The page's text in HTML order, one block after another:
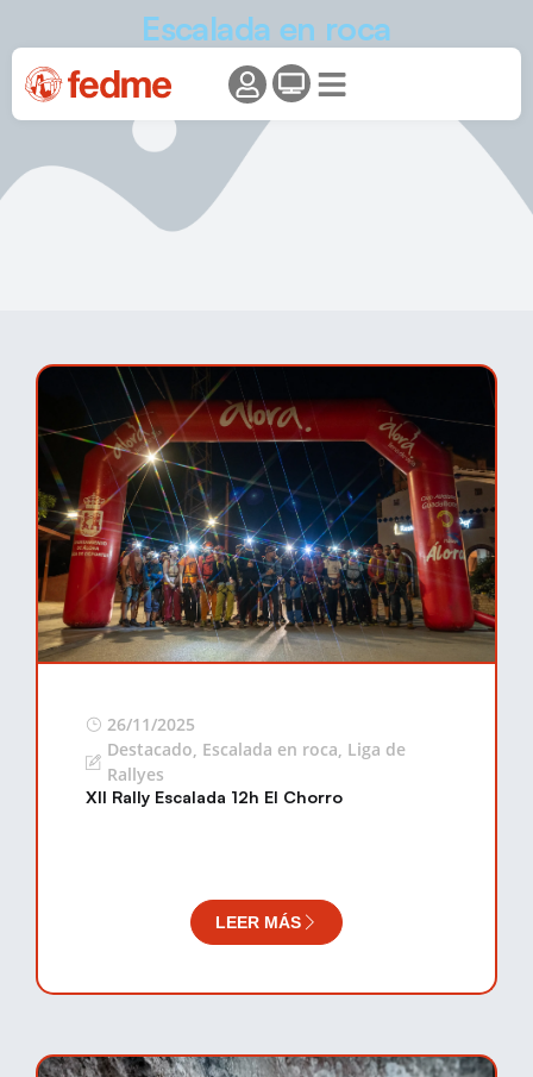
Escalada en roca
26/11/2025
Destacado, Escalada en roca, Liga de
Rallyes
XII Rally Escalada 12h El Chorro
LEER MÁS